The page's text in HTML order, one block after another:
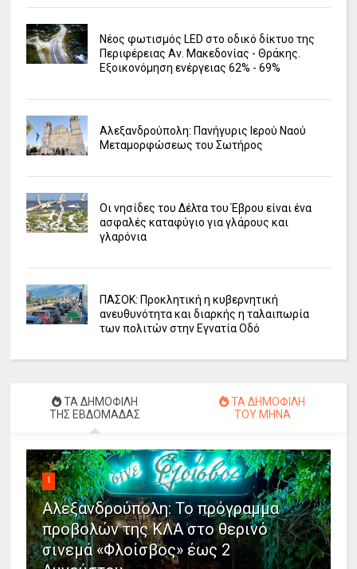
Νέος φωτισμός LED στο οδικό δίκτυο της
Περιφέρειας Αν. Μακεδονίας - Θράκης.
Εξοικονόμηση ενέργειας 62% - 69%
Αλεξανδρούπολη: Πανήγυρις Ιερού Ναού
Μεταμορφώσεως του Σωτήρος
Οι νησίδες του Δέλτα του Έβρου είναι ένα
ασφαλές καταφύγιο για γλάρους και
γλαρόνια
ΠΑΣΟΚ: Προκλητική η κυβερνητική
ανευθυνότητα και διαρκής η ταλαιπωρία
των πολιτών στην Εγνατία Οδό
ΤΑ ΔΗΜΟΦΙΛΗ
ΤΗΣ ΕΒΔΟΜΑΔΑΣ
ΤΑ ΔΗΜΟΦΙΛΗ
ΤΟΥ ΜΗΝΑ
1
Αλεξανδρούπολη: Το πρόγραμμα
προβολών της ΚΛΑ στο θερινό
σινεμά «Φλοίσβος» έως 2